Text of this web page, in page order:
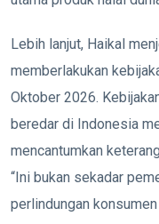
Lebih lanjut, Haikal
memberlakukan
Oktober 2026.
beredar di Indonesia
mencantumkan
“Ini bukan sekadar
perlindungan